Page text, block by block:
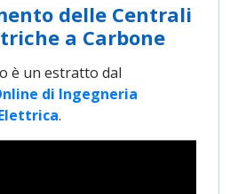
delle Centrali
a Carbone
è un estratto dal
di Ingegneria
.